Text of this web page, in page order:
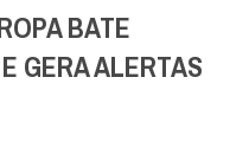
BATE
GERA ALERTAS